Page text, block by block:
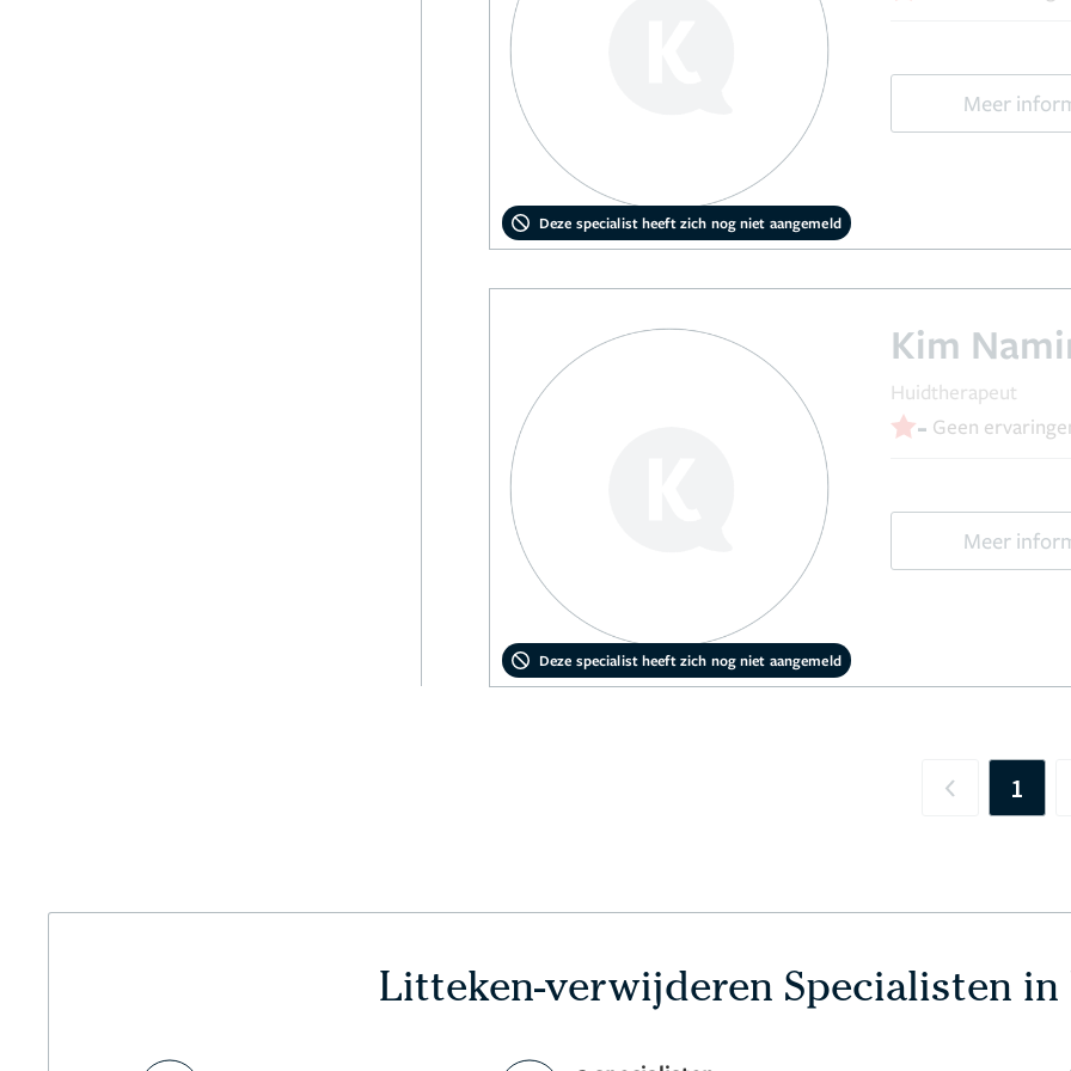
Deze specialist heeft zich nog niet aangemeld
Meer
Deze specialist heeft zich nog niet aangemeld
Kim
Huidtherapeut
- Geen
Meer
Previous
1
Litteken-verwijderen Specialisten